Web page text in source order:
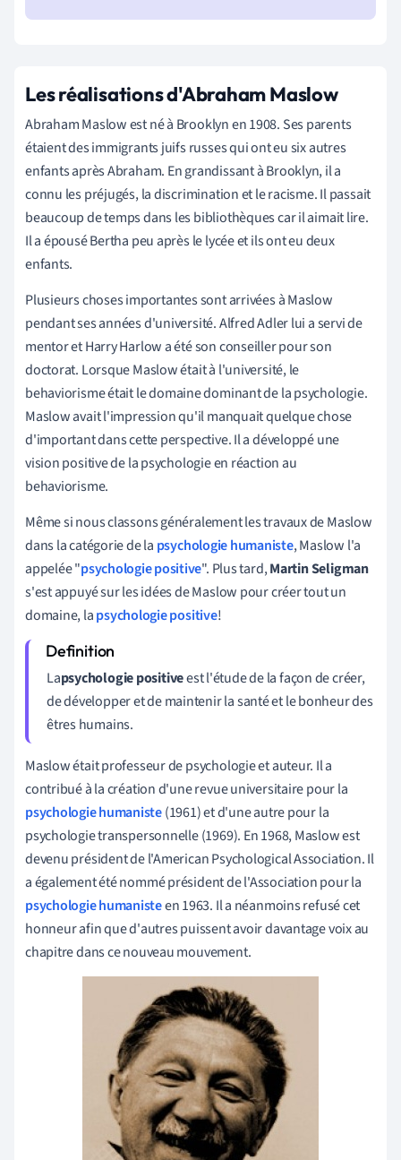
Les réalisations d'Abraham Maslow
Abraham Maslow est né à Brooklyn en 1908. Ses parents
étaient des immigrants juifs russes qui ont eu six autres
enfants après Abraham. En grandissant à Brooklyn, il a
connu les préjugés, la discrimination et le racisme. Il passait
beaucoup de temps dans les bibliothèques car il aimait lire.
Il a épousé Bertha peu après le lycée et ils ont eu deux
enfants.
Plusieurs choses importantes sont arrivées à Maslow
pendant ses années d'université. Alfred Adler lui a servi de
mentor et Harry Harlow a été son conseiller pour son
doctorat. Lorsque Maslow était à l'université,le
behaviorismeétait le domaine dominant de la psychologie.
Maslow avait l'impression qu'il manquait quelque chose
d'important dans cette perspective. Il a développé une
vision positive de la psychologie en réaction au
behaviorisme.
Même si nous classons généralement les travaux de Maslow
dans la catégorie de la psychologie humaniste, Maslow l'a
appelée "psychologie positive". Plus tard,Martin Seligman
s'est appuyé sur les idées de Maslow pour créer tout un
domaine, lapsychologie positive!
Lapsychologie positiveest l'étude de la façon de créer,
de développer et de maintenir la santé et le bonheur des
êtres humains.
Maslow était professeur de psychologie et auteur. Il a
contribué à la création d'une revue universitaire pour la
psychologie humaniste(1961) et d'une autre pour la
psychologie transpersonnelle (1969). En 1968, Maslow est
devenu président de l'American Psychological Association. Il
a également été nommé président de l'Association pour la
psychologie humanisteen 1963. Il a néanmoins refusé cet
honneur afin que d'autres puissent avoir davantage voix au
chapitre dans ce nouveau mouvement.